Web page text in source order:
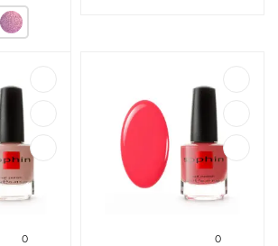
0 0